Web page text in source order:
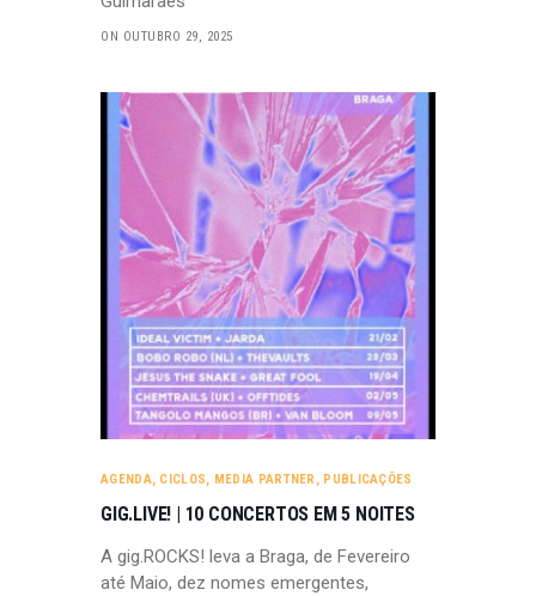
ON OUTUBRO 29, 2025
AGENDA, CICLOS, MEDIA PARTNER , PUBLICAÇÕES
GIG.LIVE! | 10 CONCERTOS EM 5 NOITES
A gig.ROCKS! leva a Braga, de Fevereiro
até Maio, dez nomes emergentes,